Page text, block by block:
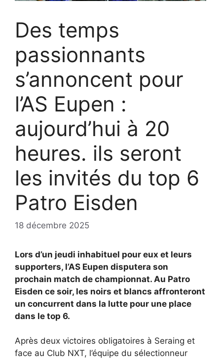
Des temps
passionnants
s’annoncent pour
l’AS Eupen :
aujourd’hui à 20
heures. ils seront
les invités du top 6
Patro Eisden
18 décembre 2025
Lors d’un jeudi inhabituel pour eux et leurs
supporters, l’AS Eupen disputera son
prochain match de championnat. Au Patro
Eisden ce soir, les noirs et blancs affronteront
un concurrent dans la lutte pour une place
dans le top 6.
Après deux victoires obligatoires à Seraing et
face au Club NXT, l’équipe du sélectionneur